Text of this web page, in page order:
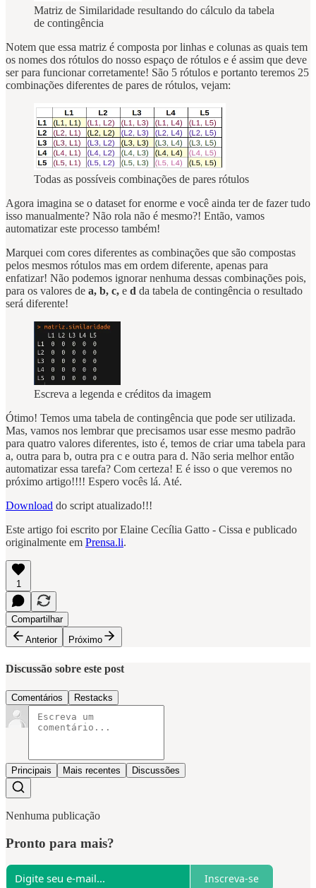
Matriz de Similaridade resultando do cálculo da tabela
de contingência
Notem que essa matriz é composta por linhas e colunas as quais tem
os nomes dos rótulos do nosso espaço de rótulos e é assim que deve
ser para funcionar corretamente! São 5 rótulos e portanto teremos 25
combinações diferentes de pares de rótulos, vejam:
Todas as possíveis combinações de pares rótulos
Agora imagina se o dataset for enorme e você ainda ter de fazer tudo
isso manualmente? Não rola não é mesmo?! Então, vamos
automatizar este processo também!
Marquei com cores diferentes as combinações que são compostas
pelos mesmos rótulos mas em ordem diferente, apenas para
enfatizar! Não podemos ignorar nenhuma dessas combinações pois,
para os valores de a, b, c, e d da tabela de contingência o resultado
será diferente!
Escreva a legenda e créditos da imagem
Ótimo! Temos uma tabela de contingência que pode ser utilizada.
Mas, vamos nos lembrar que precisamos usar esse mesmo padrão
para quatro valores diferentes, isto é, temos de criar uma tabela para
a, outra para b, outra pra c e outra para d. Não seria melhor então
automatizar essa tarefa? Com certeza! E é isso o que veremos no
próximo artigo!!!! Espero vocês lá. Até.
Download do script atualizado!!!
Este artigo foi escrito por Elaine Cecília Gatto - Cissa e publicado
originalmente em Prensa.li.
1
Compartilhar
Anterior
Próximo
Discussão sobre este post
Comentários Restacks
Principais Mais recentes Discussões
Nenhuma publicação
Pronto para mais?
Inscreva-se